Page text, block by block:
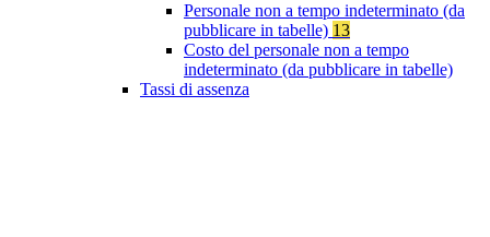
Personale non a tempo indeterminato (da
pubblicare in tabelle) 13
Costo del personale non a tempo
indeterminato (da pubblicare in tabelle)
Tassi di assenza